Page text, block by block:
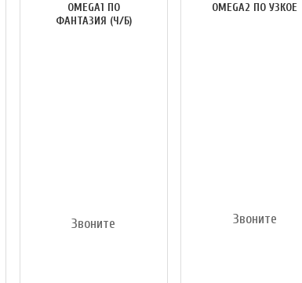
OMEGA1 ПО
ФАНТАЗИЯ (Ч/Б)
Звоните
OMEGA2 ПО УЗКОЕ
Звоните